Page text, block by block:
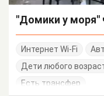
"Домики у моря"
Интернет Wi-Fi
Дети любого
Есть трансфер